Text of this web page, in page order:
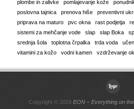
plombe in zalivke
pomlajevanje kože
poslovna tajnica
prenova hiše
preventivni
priprava na maturo
pvc okna rast podjetja
sistemi za mehčanje vode
slap slap Boka
srednja šola
toplotna črpalka trda voda
vitamini za kožo
vodni kamen vzdrževanje
Copyright © 2026 EON – Everything on